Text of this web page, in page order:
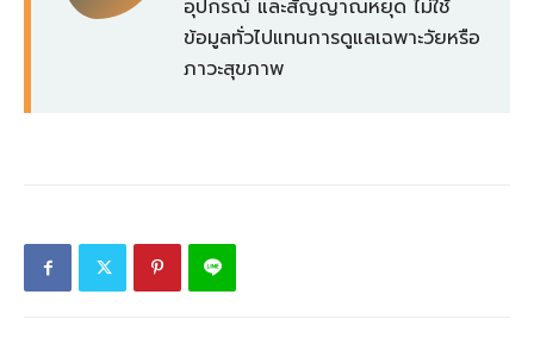
อุปกรณ์ และสัญญาณหยุด ไม่ใช้
ข้อมูลทั่วไปแทนการดูแลเฉพาะวัยหรือ
ภาวะสุขภาพ